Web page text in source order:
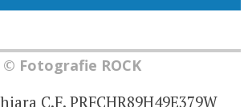
© Fotografie ROCK
C.F. PRFCHR89H49E379W